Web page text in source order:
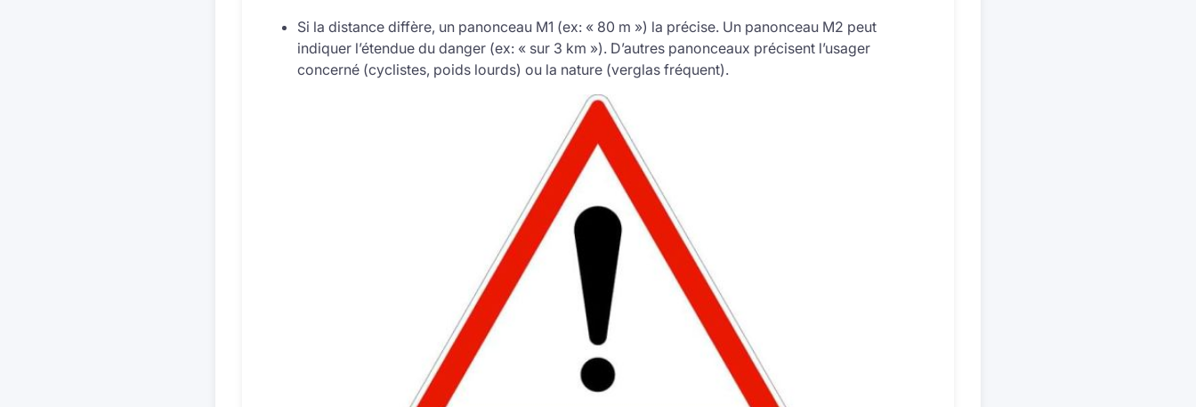
Si la distance diffère, un panonceau M1 (ex: « 80 m ») la précise. Un panonceau M2 peut
indiquer l’étendue du danger (ex: « sur 3 km »). D’autres panonceaux précisent l’usager
concerné (cyclistes, poids lourds) ou la nature (verglas fréquent).